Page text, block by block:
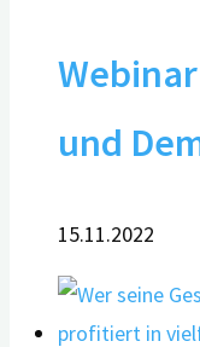
und
15.11.2022